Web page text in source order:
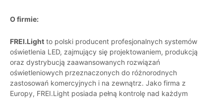
O firmie:
FREI.Light to polski producent profesjonalnych systemów
oświetlenia LED, zajmujący się projektowaniem, produkcją
oraz dystrybucją zaawansowanych rozwiązań
oświetleniowych przeznaczonych do różnorodnych
zastosowań komercyjnych i na zewnątrz. Jako firma z
Europy, FREI.Light posiada pełną kontrolę nad każdym